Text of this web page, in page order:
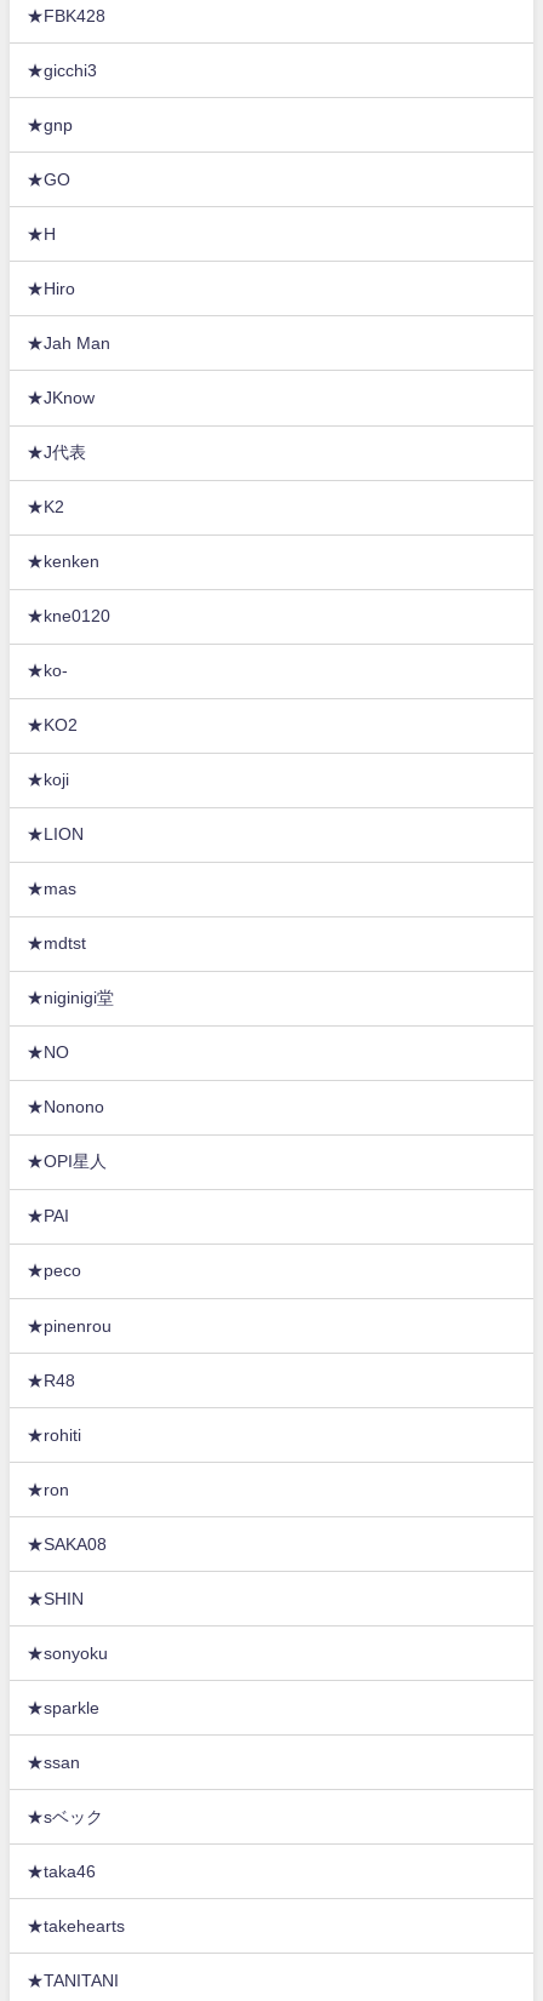
★FBK428
★gicchi3
★gnp
★GO
★H
★Hiro
★Jah Man
★JKnow
★J代表
★K2
★kenken
★kne0120
★ko-
★KO2
★koji
★LION
★mas
★mdtst
★niginigi堂
★NO
★Nonono
★OPI星人
★PAI
★peco
★pinenrou
★R48
★rohiti
★ron
★SAKA08
★SHIN
★sonyoku
★sparkle
★ssan
★sベック
★taka46
★takehearts
★TANITANI